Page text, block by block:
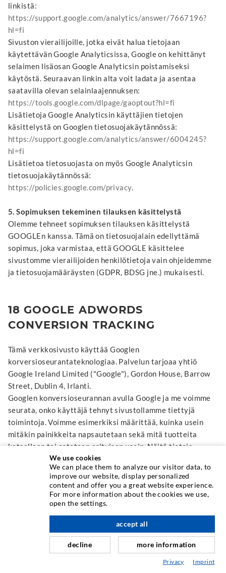
linkistä:
https://support.google.com/analytics/answer/7667196?
hl=fi
Sivuston vierailijoille, jotka eivät halua tietojaan
käytettävän Google Analyticsissa, Google on kehittänyt
selaimen lisäosan Google Analyticsin poistamiseksi
käytöstä. Seuraavan linkin alta voit ladata ja asentaa
saatavilla olevan selainlaajennuksen:
https://tools.google.com/dlpage/gaoptout?hl=fi
Lisätietoja Google Analyticsin käyttäjien tietojen
käsittelystä on Googlen tietosuojakäytännössä:
https://support.google.com/analytics/answer/6004245?
hl=fi
Lisätietoa tietosuojasta on myös Google Analyticsin
tietosuojakäytännössä:
https://policies.google.com/privacy.
5. Sopimuksen tekeminen tilauksen käsittelystä
Olemme tehneet sopimuksen tilauksen käsittelystä
GOOGLEn kanssa. Tämä on tietosuojalain edellyttämä
sopimus, joka varmistaa, että GOOGLE käsittelee
sivustomme vierailijoiden henkilötietoja vain ohjeidemme
ja tietosuojamääräysten (GDPR, BDSG jne.) mukaisesti.
18 GOOGLE ADWORDS
CONVERSION TRACKING
Tämä verkkosivusto käyttää Googlen
korversioseurantateknologiaa. Palvelun tarjoaa yhtiö
Google Ireland Limited ("Google"), Gordon House, Barrow
Street, Dublin 4, Irlanti.
Googlen konversioseurannan avulla Google ja me voimme
seurata, onko käyttäjä tehnyt sivustollamme tiettyjä
toimintoja. Voimme esimerkiksi määrittää, kuinka usein
mitäkin painikkeita napsautetaan sekä mitä tuotteita
katsellaan tai ostetaan erityisen usein. Näitä tietoja
käytetään konversiotilastojen luomiseen. Selvitämme,
kuinka moni käyttäjä napsauttaa ilmoituksiamme ja mitä
toimintoja he tekevät. Emme saa mitään tietoja, joista
voisimme tunnistaa henkilön. Google itse käyttää
tunnistamiseen evästeitä tai vastaavia teknologioita.
asetuksen 6 artiklan 1 kohdan f alakohdan mukaisesti.
Sivuston ylläpitäjällä on oikeutettu etu analysoida
käyttäjien tekemiä toimintoja, jotta se voisi optimoida
sivustotarjontansa ja mainontansa. Jos vastaava
We use cookies
We can place them to analyze our visitor data, to
improve our website, display personalized
content and offer you a great website experience.
For more information about the cookies we use,
open the settings.
decline
accept all
more information
Privacy Imprint